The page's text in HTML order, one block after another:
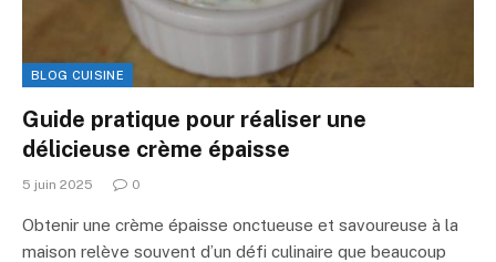
BLOG CUISINE
Guide pratique pour réaliser une
délicieuse crème épaisse
5 juin 2025 0
Obtenir une crème épaisse onctueuse et savoureuse à la
maison relève souvent d’un défi culinaire que beaucoup